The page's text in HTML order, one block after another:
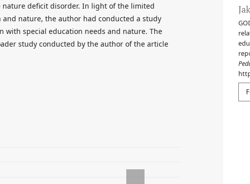
deficit disorder. In light of the limited
nature, the author had conducted a study
special education needs and nature. The
study conducted by the author of the article